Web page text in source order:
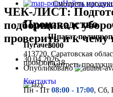
Найти магазин
Производство
Пугачев
413720, Саратовская
промзона 18
Контакты
Пн - Пт 08:00 - 17:00, Сб,
Смотреть
Шпагат
5000
Смотреть
ЧЕК-ЛИСТ:
подборщика к
проверить и к чему
30.04.2026
Опубликовано